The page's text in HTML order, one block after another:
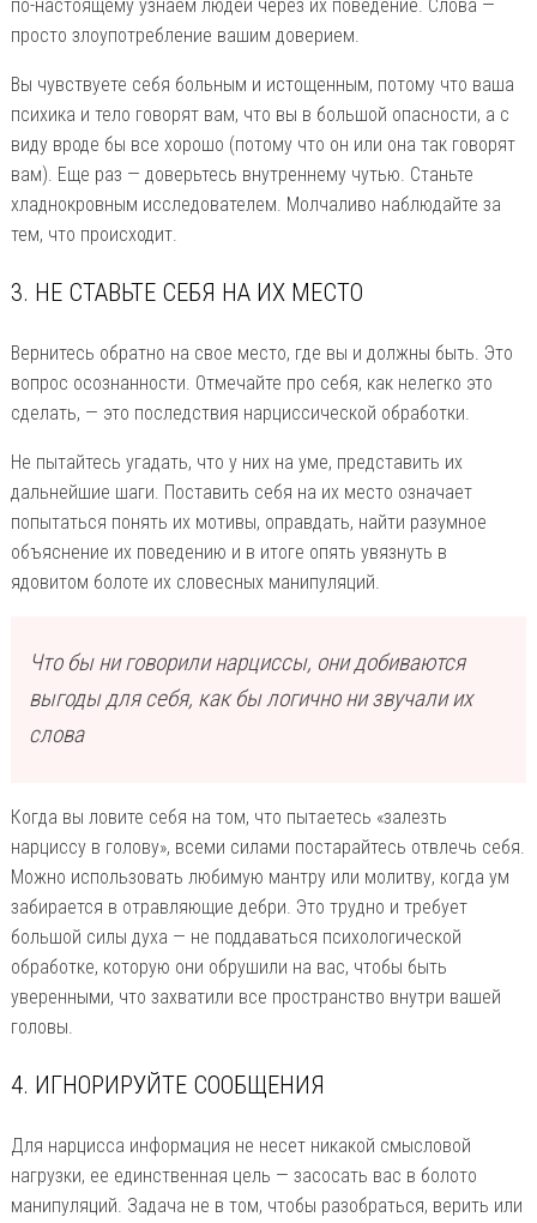
по-настоящему узнаем людей через их поведение. Слова —
просто злоупотребление вашим доверием.
Вы чувствуете себя больным и истощенным, потому что ваша
психика и тело говорят вам, что вы в большой опасности, а с
виду вроде бы все хорошо (потому что он или она так говорят
вам). Еще раз — доверьтесь внутреннему чутью. Станьте
хладнокровным исследователем. Молчаливо наблюдайте за
тем, что происходит.
3. НЕ СТАВЬТЕ СЕБЯ НА ИХ МЕСТО
Вернитесь обратно на свое место, где вы и должны быть. Это
вопрос осознанности. Отмечайте про себя, как нелегко это
сделать, — это последствия нарциссической обработки.
Не пытайтесь угадать, что у них на уме, представить их
дальнейшие шаги. Поставить себя на их место означает
попытаться понять их мотивы, оправдать, найти разумное
объяснение их поведению и в итоге опять увязнуть в
ядовитом болоте их словесных манипуляций.
Что бы ни говорили нарциссы, они добиваются
выгоды для себя, как бы логично ни звучали их
слова
Когда вы ловите себя на том, что пытаетесь «залезть
нарциссу в голову», всеми силами постарайтесь отвлечь себя.
Можно использовать любимую мантру или молитву, когда ум
забирается в отравляющие дебри. Это трудно и требует
большой силы духа — не поддаваться психологической
обработке, которую они обрушили на вас, чтобы быть
уверенными, что захватили все пространство внутри вашей
головы.
4. ИГНОРИРУЙТЕ СООБЩЕНИЯ
Для нарцисса информация не несет никакой смысловой
нагрузки, ее единственная цель — засосать вас в болото
манипуляций. Задача не в том, чтобы разобраться, верить или